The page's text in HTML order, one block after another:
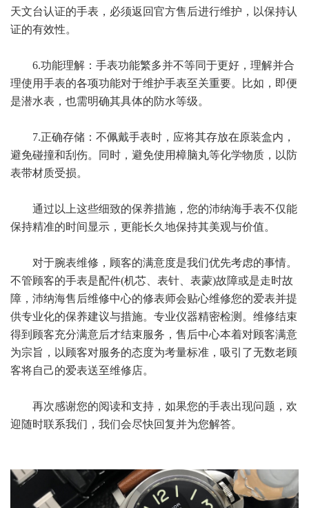
天文台认证的手表，必须返回官方售后进行维护，以保持认
证的有效性。
6.功能理解：手表功能繁多并不等同于更好，理解并合
理使用手表的各项功能对于维护手表至关重要。比如，即便
是潜水表，也需明确其具体的防水等级。
7.正确存储：不佩戴手表时，应将其存放在原装盒内，
避免碰撞和刮伤。同时，避免使用樟脑丸等化学物质，以防
表带材质受损。
通过以上这些细致的保养措施，您的沛纳海手表不仅能
保持精准的时间显示，更能长久地保持其美观与价值。
对于腕表维修，顾客的满意度是我们优先考虑的事情。
不管顾客的手表是配件(机芯、表针、表蒙)故障或是走时故
障，沛纳海售后维修中心的修表师会贴心维修您的爱表并提
供专业化的保养建议与措施。专业仪器精密检测。维修结束
得到顾客充分满意后才结束服务，售后中心本着对顾客满意
为宗旨，以顾客对服务的态度为考量标准，吸引了无数老顾
客将自己的爱表送至维修店。
再次感谢您的阅读和支持，如果您的手表出现问题，欢
迎随时联系我们，我们会尽快回复并为您解答。